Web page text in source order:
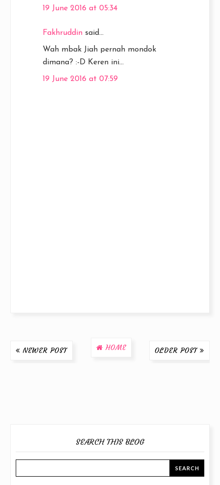
19 June 2016 at 05:34
Fakhruddin said...
Wah mbak Jiah pernah mondok
dimana? :-D Keren ini...
19 June 2016 at 07:59
NEWER POST OLDER POST
HOME
SEARCH THIS BLOG